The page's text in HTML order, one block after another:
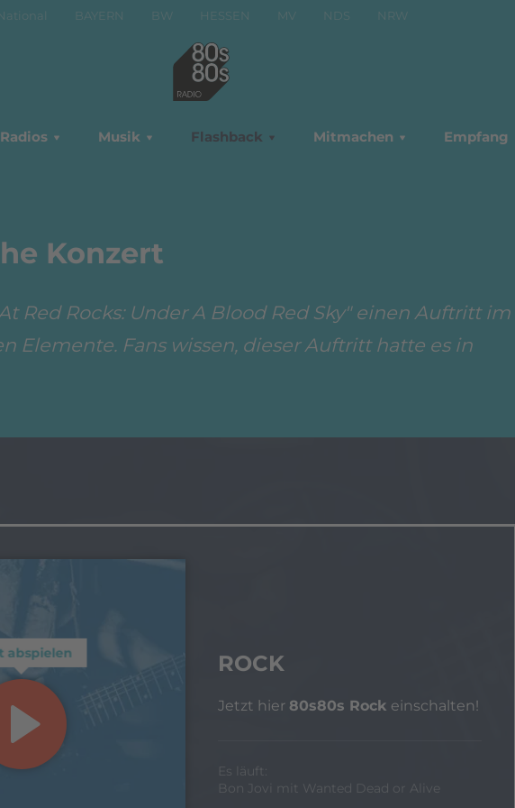
BAYERN BW HESSEN MV NDS NRW
Radios Musik Flashback Mitmachen Empfang
Konzert
Red Rocks: Under A Blood Red Sky" einen Auftritt im
Elemente. Fans wissen, dieser Auftritt hatte es in
abspielen ROCK
Jetzt hier 80s80s Rock einschalten!
Es läuft:
Bon Jovi mit Wanted Dead or Alive